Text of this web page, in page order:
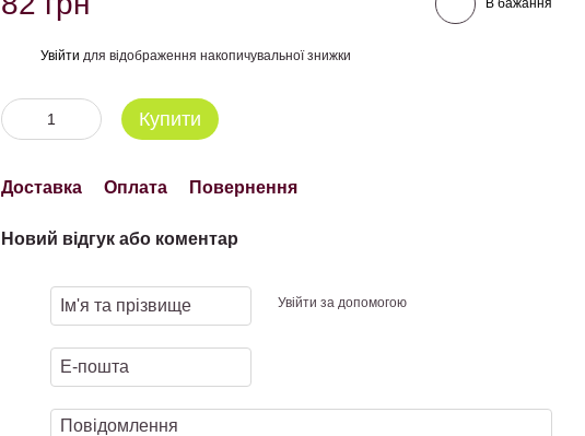
В бажання
Увійти для відображення накопичувальної знижки
Купити
Доставка Оплата Повернення
Новий відгук або коментар
Увійти за допомогою